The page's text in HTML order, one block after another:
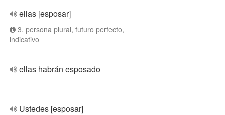
ellas [esposar]
3. persona plural, futuro perfecto,
indicativo
ellas habrán esposado
Ustedes [esposar]